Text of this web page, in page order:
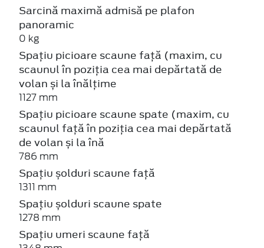
Sarcină maximă admisă pe plafon
panoramic
0 kg
Spațiu picioare scaune față (maxim, cu
scaunul în poziția cea mai depărtată de
volan și la înălțime
1127 mm
Spațiu picioare scaune spate (maxim, cu
scaunul față în poziția cea mai depărtată
de volan și la înă
786 mm
Spațiu șolduri scaune față
1311 mm
Spațiu șolduri scaune spate
1278 mm
Spațiu umeri scaune față